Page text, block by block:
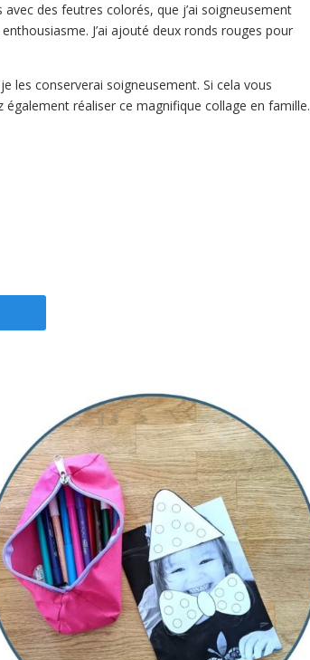
des feutres colorés, que j’ai soigneusement
J’ai ajouté deux ronds rouges pour
les conserverai soigneusement. Si cela vous
réaliser ce magnifique collage en famille.